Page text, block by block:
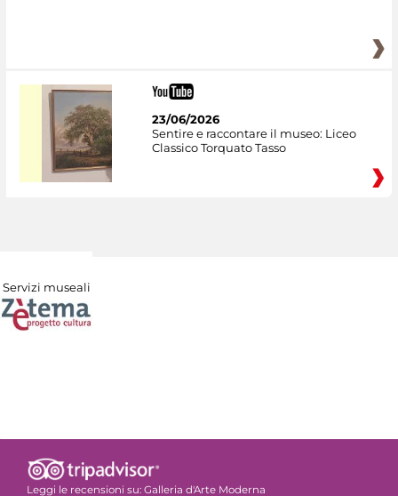
23/06/2026
Sentire e raccontare il museo: Liceo
Classico Torquato Tasso
Servizi museali
Leggi le recensioni su: Galleria d'Arte Moderna